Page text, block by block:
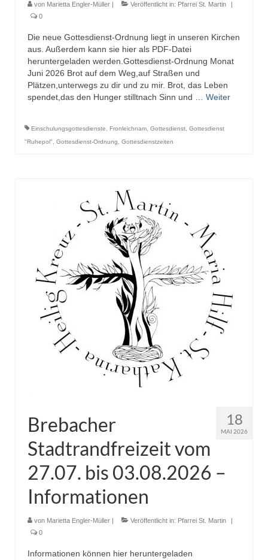
von Marietta Engler-Müller | Veröffentlicht in: Pfarrei St. Martin
|
0
Die neue Gottesdienst-Ordnung liegt in unseren Kirchen
aus. Außerdem kann sie hier als PDF-Datei
heruntergeladen werden.Gottesdienst-Ordnung Monat
Juni 2026 Brot auf dem Weg,auf Straßen und
Plätzen,unterwegs zu dir und zu mir. Brot, das Leben
spendet,das den Hunger stilltnach Sinn und … Weiter
Einschulungsgottesdienste Fronleichnam Gottesdienst Gottesdienst
"Ruhepol"
Gottesdienst-Ordnung Gottesdienstzeiten
18
MAI 2026
Brebacher
Stadtrandfreizeit vom
27.07. bis 03.08.2026 –
Informationen
von Marietta Engler-Müller | Veröffentlicht in: Pfarrei St. Martin
|
0
Informationen können hier heruntergeladen